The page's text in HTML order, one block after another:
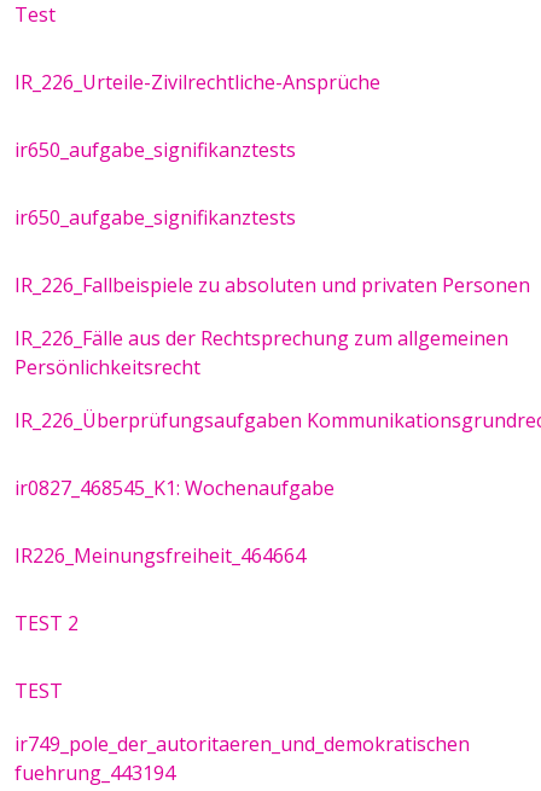
Test
IR_226_Urteile-Zivilrechtliche-Ansprüche
ir650_aufgabe_signifikanztests
ir650_aufgabe_signifikanztests
IR_226_Fallbeispiele zu absoluten und privaten Personen
IR_226_Fälle aus der Rechtsprechung zum allgemeinen
Persönlichkeitsrecht
IR_226_Überprüfungsaufgaben
ir0827_468545_K1: Wochenaufgabe
IR226_Meinungsfreiheit_464664
TEST 2
TEST
ir749_pole_der_autoritaeren_und_demokratischen
fuehrung_443194